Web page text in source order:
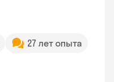
27 лет опыта